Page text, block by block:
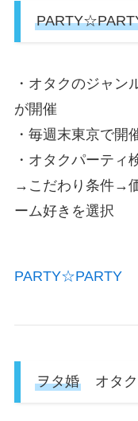
・オタクのジャン
が開催
・毎週末東京で開
・オタクパーティ
→こだわり条件→
ーム好きを選択
PARTY☆PARTY
ヲタ婚オタク